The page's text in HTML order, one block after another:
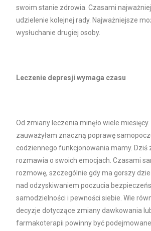
swoim stanie zdrowia. Czasami
udzielenie kolejnej rady. Najważniejsze
wysłuchanie drugiej osoby.
Leczenie depresji wymaga czasu
Od zmiany leczenia minęło wiele
zauważyłam znaczną poprawę
codziennego funkcjonowania mamy. Dziś
rozmawia o swoich emocjach. Czasami
rozmowę, szczególnie gdy ma gorszy
nad odzyskiwaniem poczucia
samodzielności i pewności siebie. Wie
decyzje dotyczące zmiany dawkowania
farmakoterapii powinny być